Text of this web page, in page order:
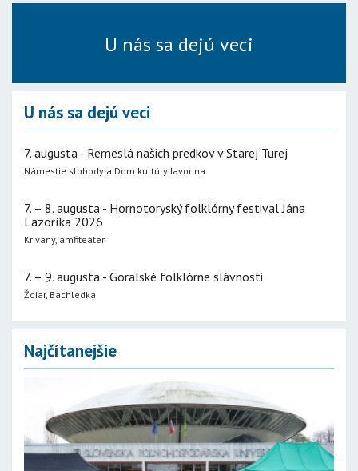
U nás sa dejú veci
U nás sa dejú veci
7. augusta - Remeslá našich predkov v Starej Turej
Námestie slobody a Dom kultúry Javorina
7. – 8. augusta - Hornotoryský folklórny festival Jána
Lazoríka 2026
Krivany, amfiteáter
7. – 9. augusta - Goralské folklórne slávnosti
Ždiar, Bachledka
Najčítanejšie